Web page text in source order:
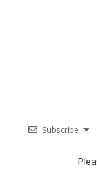
Subscribe